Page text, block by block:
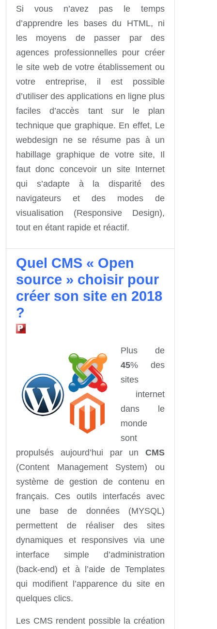
Si vous n’avez pas le temps
d’apprendre les bases du HTML, ni
les moyens de passer par des
agences professionnelles pour créer
le site web de votre établissement ou
votre entreprise, il est possible
d’utiliser des applications en ligne plus
faciles d’accès tant sur le plan
technique que graphique. En effet, Le
webdesign ne se résume pas à un
habillage graphique de votre site, Il
faut donc concevoir un site Internet
qui s’adapte à la disparité des
navigateurs et des modes de
visualisation (Responsive Design),
tout en étant rapide et réactif.
Quel CMS « Open
source » choisir pour
créer son site en 2018
?
Plus de
45% des
sites
internet
dans le
monde
sont
propulsés aujourd’hui par un CMS
(Content Management System) ou
système de gestion de contenu en
français. Ces outils interfacés avec
une base de données (MYSQL)
permettent de réaliser des sites
dynamiques et responsives via une
interface simple d’administration
(back-end) et à l’aide de Templates
qui modifient l’apparence du site en
quelques clics.
Les CMS rendent possible la création